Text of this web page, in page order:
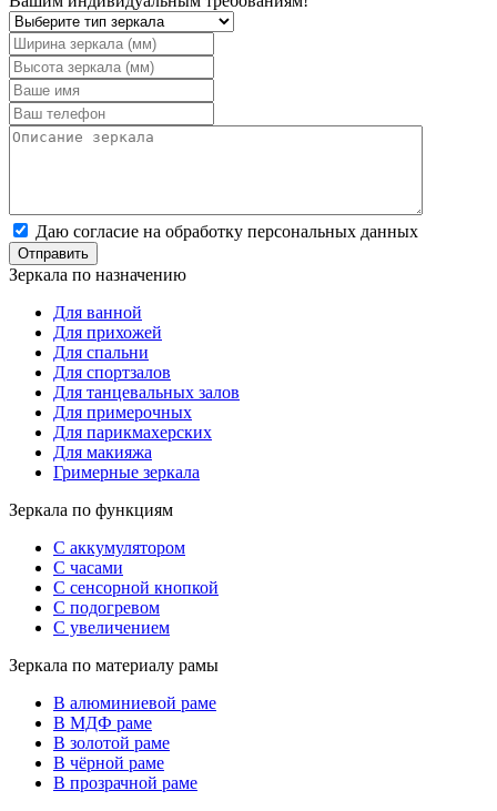
Даю согласие на обработку персональных данных
Зеркала по назначению
Для ванной
Для прихожей
Для спальни
Для спортзалов
Для танцевальных залов
Для примерочных
Для парикмахерских
Для макияжа
Гримерные зеркала
Зеркала по функциям
С аккумулятором
С часами
С сенсорной кнопкой
С подогревом
С увеличением
Зеркала по материалу рамы
В алюминиевой раме
В МДФ раме
В золотой раме
В чёрной раме
В прозрачной раме